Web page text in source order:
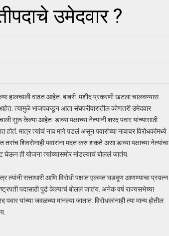
उमेदवार ?
हालचाली वाढत आहेत. बाबरी मशीद प्रकरणी खटला चालवण्यास
त्यामुळे भाजपकडून आता संघपरीवारातील कोणतरी उमेदवार
सुरू केल्या आहेत. डाव्या पक्षाच्या नेत्यांनी शरद पवार यांच्यासाठी
मात्र त्यांचं नाव मागे पडलं असून पवारांच्या नावावर विरोधकांमध्ये
शिवसेनाही पवारांना मदत करु शकते असा डाव्या पक्षाच्या नेत्यांचा
घेऊन ही योजना त्यांच्यासमोर मांडल्याचं बोललं जातंय.
त्यांनी सत्ताधारी आणि विरोधी पक्षात एकमत घडवूण आणण्याचा प्रय़त्न
पदासाठी पुढं केल्याचं बोललं जातंय. अनेक वर्ष राज्यसभेच्या
यांच्या जवळच्या मानल्या जातात. विरोधकांनाही त्या मान्य होतील